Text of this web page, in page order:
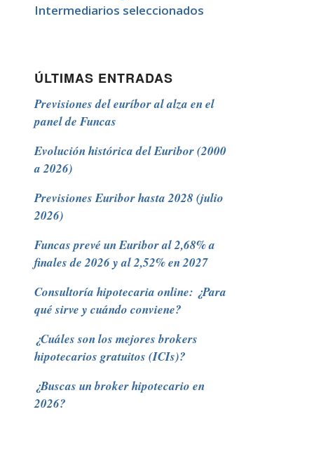
Intermediarios seleccionados
ÚLTIMAS ENTRADAS
Previsiones del euríbor al alza en el
panel de Funcas
Evolución histórica del Euribor (2000
a 2026)
Previsiones Euribor hasta 2028 (julio
2026)
Funcas prevé un Euribor al 2,68% a
finales de 2026 y al 2,52% en 2027
Consultoría hipotecaria online: ¿Para
qué sirve y cuándo conviene?
¿Cuáles son los mejores brokers
hipotecarios gratuitos (ICIs)?
¿Buscas un broker hipotecario en
2026?